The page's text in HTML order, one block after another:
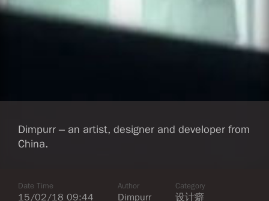
Dimpurr – an artist, designer and developer from
China.
Date Time
15/02/18 09:44
Author
Dimpurr
Category
设计癖